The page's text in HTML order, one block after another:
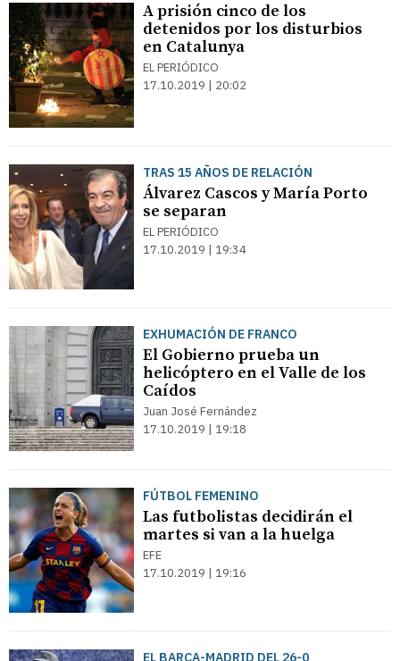
A prisión cinco de los
detenidos por los disturbios
en Catalunya
EL PERIÓDICO
17.10.2019 | 20:02
TRAS 15 AÑOS DE RELACIÓN
Álvarez Cascos y María Porto
se separan
EL PERIÓDICO
17.10.2019 | 19:34
EXHUMACIÓN DE FRANCO
El Gobierno prueba un
helicóptero en el Valle de los
Caídos
Juan José Fernández
17.10.2019 | 19:18
FÚTBOL FEMENINO
Las futbolistas decidirán el
martes si van a la huelga
EFE
17.10.2019 | 19:16
EL BARÇA-MADRID DEL 26-0